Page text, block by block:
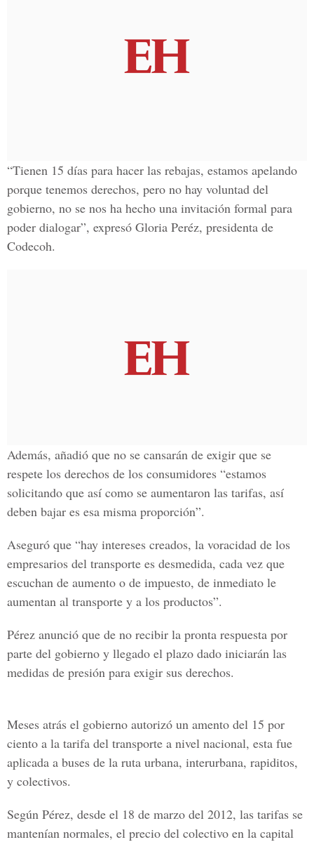
“Tienen 15 días para hacer las rebajas, estamos apelando
porque tenemos derechos, pero no hay voluntad del
gobierno, no se nos ha hecho una invitación formal para
poder dialogar”, expresó Gloria Peréz, presidenta de
Codecoh.
Además, añadió que no se cansarán de exigir que se
respete los derechos de los consumidores “estamos
solicitando que así como se aumentaron las tarifas, así
deben bajar es esa misma proporción”.
Aseguró que “hay intereses creados, la voracidad de los
empresarios del transporte es desmedida, cada vez que
escuchan de aumento o de impuesto, de inmediato le
aumentan al transporte y a los productos”.
Pérez anunció que de no recibir la pronta respuesta por
parte del gobierno y llegado el plazo dado iniciarán las
medidas de presión para exigir sus derechos.
Meses atrás el gobierno autorizó un amento del 15 por
ciento a la tarifa del transporte a nivel nacional, esta fue
aplicada a buses de la ruta urbana, interurbana, rapiditos,
y colectivos.
Según Pérez, desde el 18 de marzo del 2012, las tarifas se
mantenían normales, el precio del colectivo en la capital